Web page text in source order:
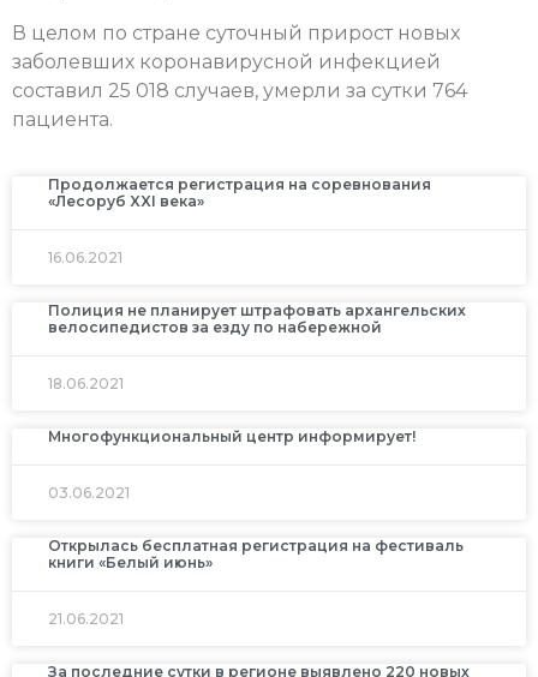
В целом по стране суточный прирост новых
заболевших коронавирусной инфекцией
составил 25 018 случаев, умерли за сутки 764
пациента.
Продолжается регистрация на соревнования
«Лесоруб XXI века»
16.06.2021
Полиция не планирует штрафовать архангельских
велосипедистов за езду по набережной
18.06.2021
Многофункциональный центр информирует!
03.06.2021
Открылась бесплатная регистрация на фестиваль
книги «Белый июнь»
21.06.2021
За последние сутки в регионе выявлено 220 новых